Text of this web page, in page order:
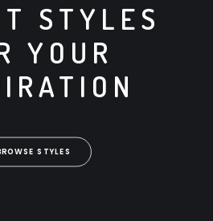
STYLES
YOUR
STYLES